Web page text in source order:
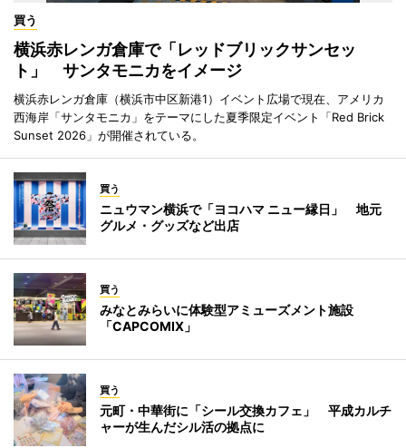
買う
横浜赤レンガ倉庫で「レッドブリックサンセッ
ト」 サンタモニカをイメージ
横浜赤レンガ倉庫（横浜市中区新港1）イベント広場で現在、アメリカ
西海岸「サンタモニカ」をテーマにした夏季限定イベント「Red Brick
Sunset 2026」が開催されている。
買う
ニュウマン横浜で「ヨコハマ ニュー縁日」 地元
グルメ・グッズなど出店
買う
みなとみらいに体験型アミューズメント施設
「CAPCOMIX」
買う
元町・中華街に「シール交換カフェ」 平成カルチ
ャーが生んだシル活の拠点に